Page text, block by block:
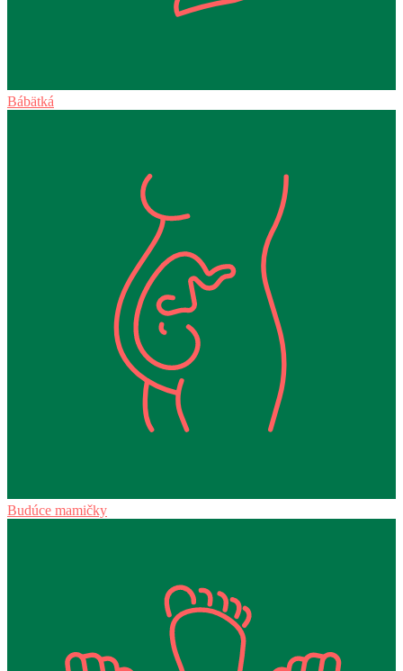
Bábätká
Budúce mamičky